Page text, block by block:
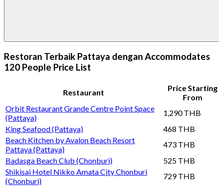
Restoran Terbaik Pattaya dengan Accommodates
120 People Price List
Restaurant
Price Starting
From
Orbit Restaurant Grande Centre Point Space
(Pattaya)
1,290 THB
King Seafood (Pattaya)
468 THB
Beach Kitchen by Avalon Beach Resort
Pattaya (Pattaya)
473 THB
Badasga Beach Club (Chonburi)
525 THB
Shikisai Hotel Nikko Amata City Chonburi
(Chonburi)
729 THB